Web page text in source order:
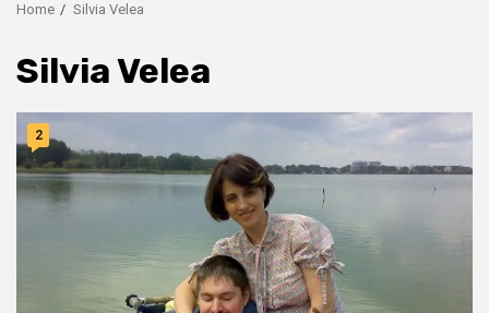
Home Silvia Velea
Silvia Velea
2